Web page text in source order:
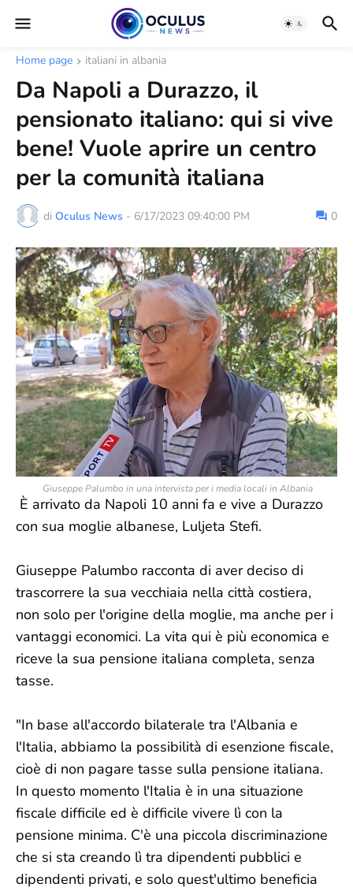
Home page italiani in albania
Da Napoli a Durazzo, il
pensionato italiano: qui si vive
bene! Vuole aprire un centro
per la comunità italiana
di Oculus News - 6/17/2023 09:40:00 PM 0
Giuseppe Palumbo in una intervista per i media locali in Albania
È arrivato da Napoli 10 anni fa e vive a Durazzo
con sua moglie albanese, Luljeta Stefi.
Giuseppe Palumbo racconta di aver deciso di
trascorrere la sua vecchiaia nella città costiera,
non solo per l'origine della moglie, ma anche per i
vantaggi economici. La vita qui è più economica e
riceve la sua pensione italiana completa, senza
tasse.
"In base all'accordo bilaterale tra l'Albania e
l'Italia, abbiamo la possibilità di esenzione fiscale,
cioè di non pagare tasse sulla pensione italiana.
In questo momento l'Italia è in una situazione
fiscale difficile ed è difficile vivere lì con la
pensione minima. C'è una piccola discriminazione
che si sta creando lì tra dipendenti pubblici e
dipendenti privati, e solo quest'ultimo beneficia